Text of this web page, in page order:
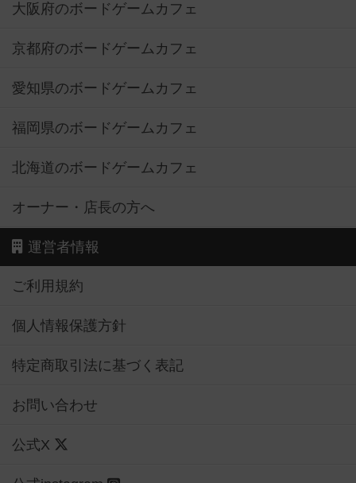
大阪府のボードゲームカフェ
京都府のボードゲームカフェ
愛知県のボードゲームカフェ
福岡県のボードゲームカフェ
北海道のボードゲームカフェ
オーナー・店長の方へ
運営者情報
ご利用規約
個人情報保護方針
特定商取引法に基づく表記
お問い合わせ
公式X